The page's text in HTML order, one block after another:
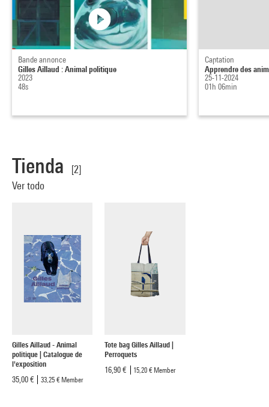
Bande annonce
Gilles Aillaud : Animal politique
2023
48s
Captation
Apprendre des
25-11-2024
01h 06min
Tienda
[2]
Ver todo
Gilles Aillaud - Animal
politique | Catalogue de
l'exposition
35,00 €
33,25 € Member
Tote bag Gilles Aillaud |
Perroquets
16,90 €
15,20 € Member